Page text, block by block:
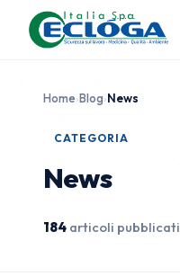
Home›Blog›News
CATEGORIA
News
184 articoli pubblicati